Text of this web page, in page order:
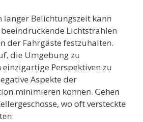
langer Belichtungszeit kann
Lichtstrahlen
der Fahrgäste festzuhalten.
die Umgebung zu
Perspektiven zu
Aspekte der
minimieren können. Gehen
wo oft versteckte